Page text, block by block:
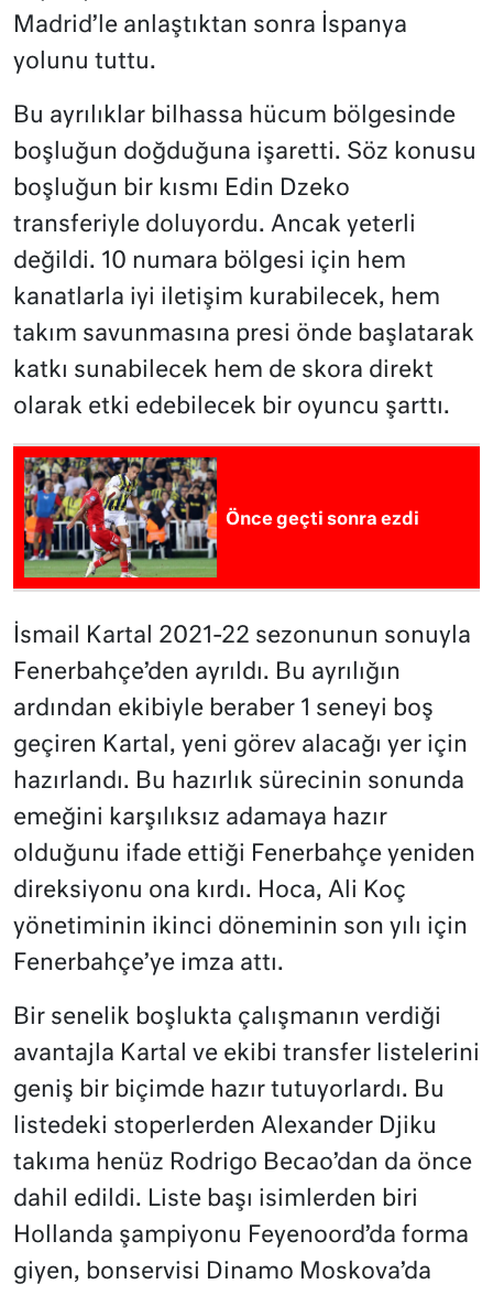
Madrid’le anlaştıktan sonra İspanya
yolunu tuttu.
Bu ayrılıklar bilhassa hücum bölgesinde
boşluğun doğduğuna işaretti. Söz konusu
boşluğun bir kısmı Edin Dzeko
transferiyle doluyordu. Ancak yeterli
değildi. 10 numara bölgesi için hem
kanatlarla iyi iletişim kurabilecek, hem
takım savunmasına presi önde başlatarak
katkı sunabilecek hem de skora direkt
olarak etki edebilecek bir oyuncu şarttı.
Önce geçti sonra ezdi
İsmail Kartal 2021-22 sezonunun sonuyla
Fenerbahçe’den ayrıldı. Bu ayrılığın
ardından ekibiyle beraber 1 seneyi boş
geçiren Kartal, yeni görev alacağı yer için
hazırlandı. Bu hazırlık sürecinin sonunda
emeğini karşılıksız adamaya hazır
olduğunu ifade ettiği Fenerbahçe yeniden
direksiyonu ona kırdı. Hoca, Ali Koç
yönetiminin ikinci döneminin son yılı için
Fenerbahçe’ye imza attı.
Bir senelik boşlukta çalışmanın verdiği
avantajla Kartal ve ekibi transfer listelerini
geniş bir biçimde hazır tutuyorlardı. Bu
listedeki stoperlerden Alexander Djiku
takıma henüz Rodrigo Becao’dan da önce
dahil edildi. Liste başı isimlerden biri
Hollanda şampiyonu Feyenoord’da forma
giyen, bonservisi Dinamo Moskova’da